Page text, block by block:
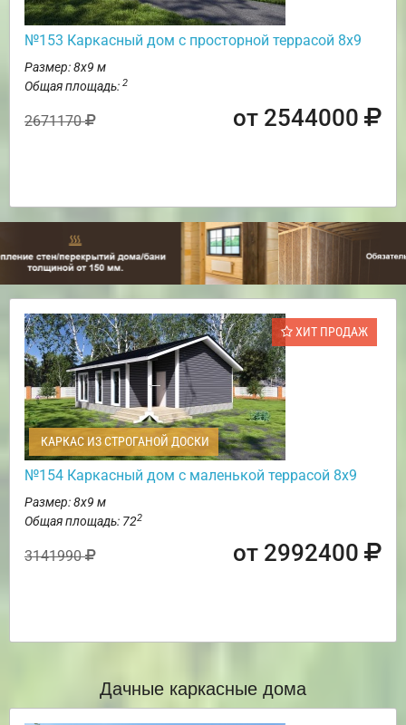
№153 Каркасный дом с просторной террасой 8х9
Размер: 8х9 м
Общая площадь: 2
2671170 от 2544000
ХИТ ПРОДАЖ
КАРКАС ИЗ СТРОГАНОЙ ДОСКИ
№154 Каркасный дом с маленькой террасой 8х9
Размер: 8х9 м
Общая площадь: 722
3141990 от 2992400
Дачные каркасные дома